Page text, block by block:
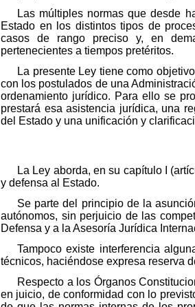
Las múltiples normas que desde
Estado en los distintos tipos de
casos de rango preciso y, en
pertenecientes a tiempos pretéritos.
La presente Ley tiene como
con los postulados de una
ordenamiento jurídico. Para ello se
prestará esa asistencia jurídica, una
del Estado y una unificación y
La Ley aborda, en su capítulo I
y defensa al Estado.
Se parte del principio de la
autónomos, sin perjuicio de las
Defensa y a la Asesoría Jurídica
Tampoco existe interferencia
técnicos, haciéndose expresa reserva
Respecto a los Órganos
en juicio, de conformidad con lo